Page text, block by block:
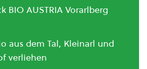
BIO AUSTRIA Vorarlberg
aus dem Tal, Kleinarl und
verliehen